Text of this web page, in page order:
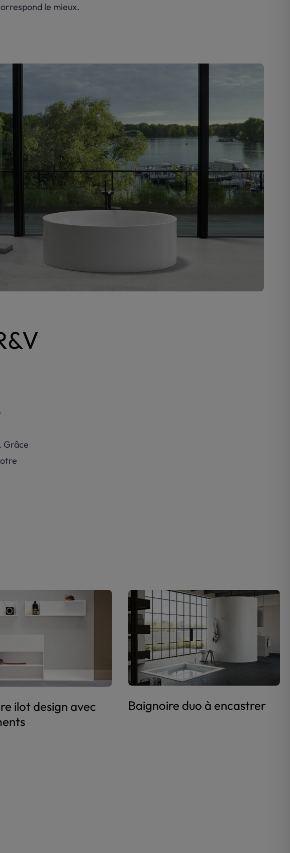
le mieux.
Grâce
ilot design avec
Baignoire duo à encastrer